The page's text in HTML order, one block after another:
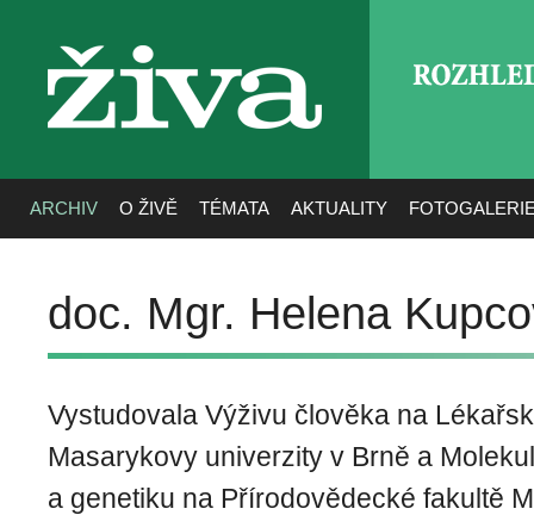
živa
ARCHIV O ŽIVĚ TÉMATA AKTUALITY
doc. Mgr. Helena
Vystudovala Výživu člověka na
Masarykovy univerzity v Brně a
a genetiku na Přírodovědecké fakultě